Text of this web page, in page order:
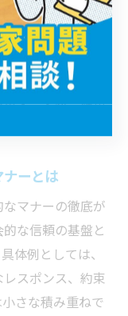
ためです。例え
ルの変化など、
客に寄り添った
を意識し、相づ
すことが、結果
ナーとは
マナーの徹底が
な信頼の基盤と
体例としては、
スポンス、約束
さな積み重ねで